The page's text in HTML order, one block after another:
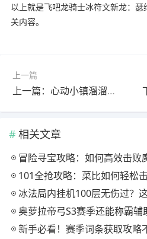
以上就是飞吧龙骑士冰符文新龙：
关内容。
上一篇
上一篇：心动小镇溜溜木萤石位置攻略：怎么找？活动汇总
相关文章
冒险寻宝攻略：如何高效击败
101全抢攻略：菜比如何轻松
冰法局内挂机100层无伤过？这
奥萝拉帝弓S3赛季还能称霸辅
新手必看！赛季词条获取攻略